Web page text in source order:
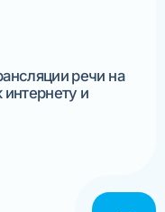
речи на
и